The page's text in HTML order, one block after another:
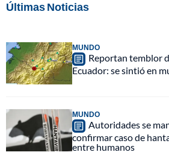
Últimas Noticias
MUNDO
Reportan temblor
Ecuador: se sintió en
MUNDO
Autoridades se
confirmar caso de
entre humanos